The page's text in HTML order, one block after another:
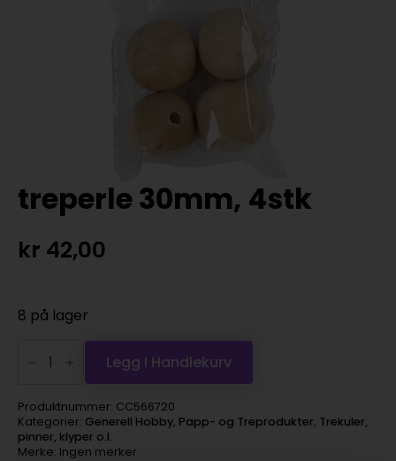
treperle 30mm, 4stk
kr 42,00
8 på lager
30mm, Legg I Handlekurv
Produktnummer: CC566720
Kategorier: Generell Hobby, Papp- og Treprodukter, Trekuler,
pinner, klyper o.l.
Merke: Ingen merker